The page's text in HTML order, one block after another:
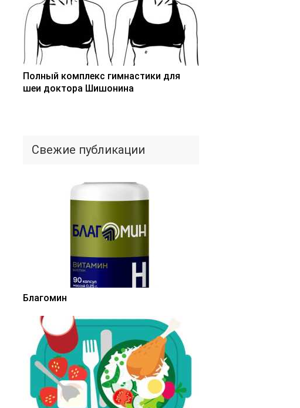
Полный комплекс гимнастики для
шеи доктора Шишонина
Свежие публикации
Благомин